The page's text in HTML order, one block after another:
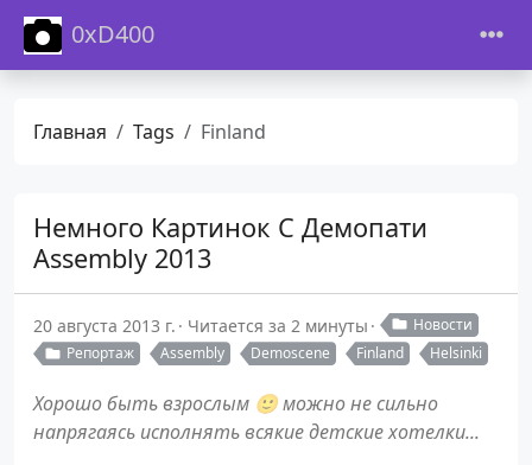
0xD400
Главная Tags Finland
Немного Картинок С Демопати
Assembly 2013
20 августа 2013 г. Читается за 2 минуты
Новости
Репортаж
Assembly Demoscene Finland Helsinki
Хорошо быть взрослым 🙂 можно не сильно
напрягаясь исполнять всякие детские хотелки...